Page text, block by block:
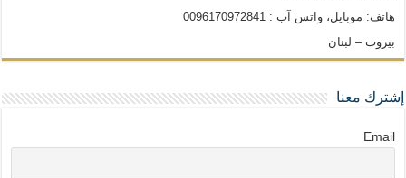
هاتف: موبايل، واتس آب : 0096170972841
بيروت – لبنان
إشترك معنا
Email